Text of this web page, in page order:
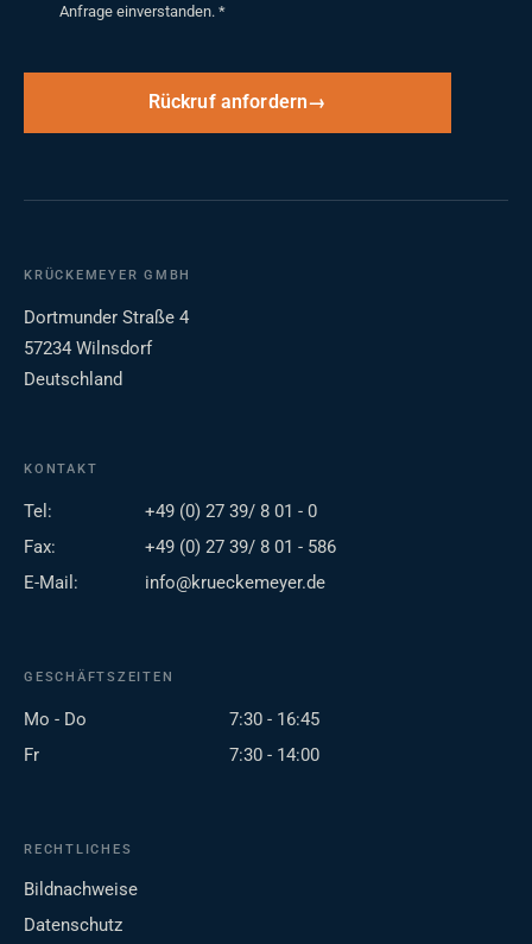
Anfrage einverstanden. *
Rückruf anfordern
KRÜCKEMEYER GMBH
Dortmunder Straße 4
57234 Wilnsdorf
Deutschland
KONTAKT
Tel:
+49 (0) 27 39/ 8 01 - 0
Fax:
+49 (0) 27 39/ 8 01 - 586
E-Mail:
info@krueckemeyer.de
GESCHÄFTSZEITEN
Mo - Do
7:30 - 16:45
Fr
7:30 - 14:00
RECHTLICHES
Bildnachweise
Datenschutz